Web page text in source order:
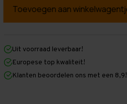
Palletstelling
mm
mm
x
1.100
mm
Palletstelling
mm
mm
1.100
mm
Uit voorraad leverbaar!
Europese top kwaliteit!
Klanten beoordelen ons met een 8,9!